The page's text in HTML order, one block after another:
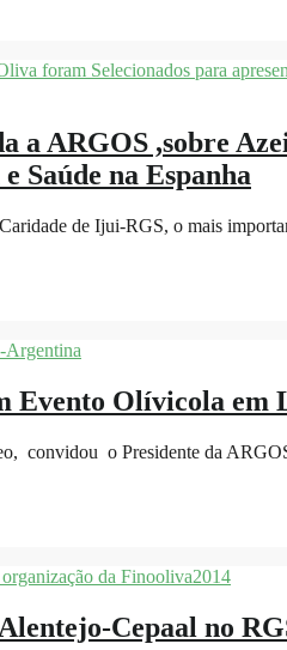
ARGOS ,sobre
Saúde na Espanha
de Ijui-RGS, o mais
Evento Olívicola em
convidou o Presidente da
Cepaal no